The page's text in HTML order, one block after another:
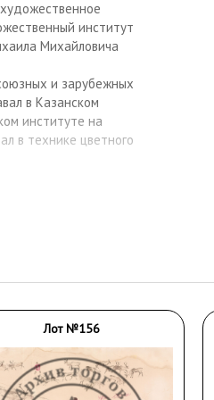
институт
Михайловича
и зарубежных
в Казанском
институте на
в технике цветного
Лот №156